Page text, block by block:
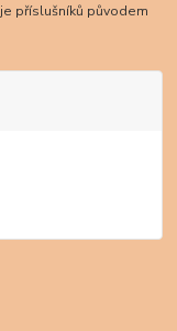
příslušníků původem